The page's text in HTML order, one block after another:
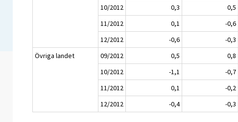
10/2012
0,3 0,5
11/2012
0,1 -0,6
12/2012
-0,6 -0,3
Övriga landet
09/2012 0,5 0,8
10/2012
-1,1 -0,7
11/2012
0,1 -0,2
12/2012
-0,4 -0,3